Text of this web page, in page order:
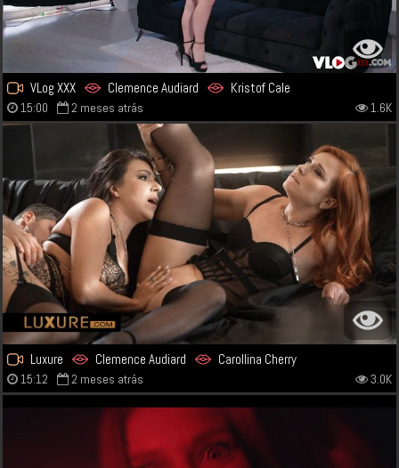
VLog XXX Clemence Audiard Kristof Cale
15:00 2 meses atrás 1.6K
Luxure Clemence Audiard Carollina Cherry
15:12 2 meses atrás 3.0K